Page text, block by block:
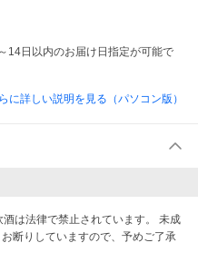
14日以内のお届け日指定が可能で
に詳しい説明を見る（パソコン版）
は法律で禁止されています。 未成
断りしていますので、予めご了承